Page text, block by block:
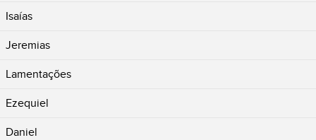
Isaías
Jeremias
Lamentações
Ezequiel
Daniel